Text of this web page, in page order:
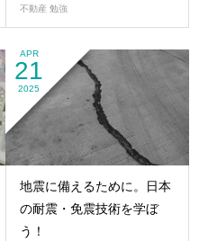
不動産 勉強
APR
21
2025
地震に備えるために。日本
の耐震・免震技術を学ぼ
う！